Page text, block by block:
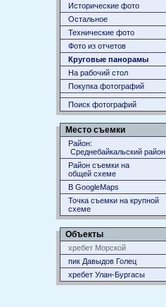
Исторические фото
Остальное
Технические фото
Фото из отчетов
Круговые панорамы
На рабочий стол
Покупка фотографий
Поиск фотографий
Место съемки
Район:
Среднебайкальский район
Район съемки на
общей схеме
В GoogleMaps
Точка съемки на крупной
схеме
Объекты
хребет Морской
пик Давыдов Голец
хребет Улан-Бургасы